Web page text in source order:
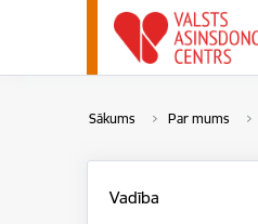
Pāriet uz lapas saturu
Sākums Par mums
Vadība